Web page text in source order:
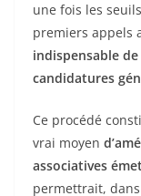
une fois les
premiers appels
indispensable
candidatures
Ce procédé
vrai moyen
associatives
permettrait,